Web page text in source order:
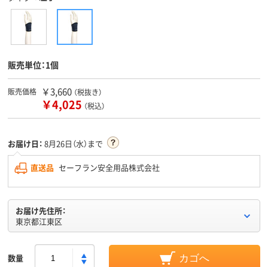
販売単位：1個
販売価格 ￥3,660 （税抜き）
￥4,025 （税込）
お届け日： 8月26日（水）まで
直送品 セーフラン安全用品株式会社
お届け先住所：
東京都江東区
数量 カゴへ